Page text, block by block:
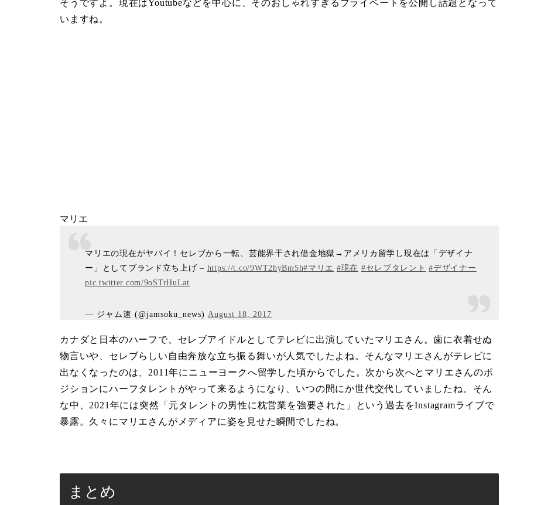
そうですよ。現在はYoutubeなどを中心に、そのおしゃれすぎるプライベートを公開し話題となって
いますね。
マリエ
マリエの現在がヤバイ！セレブから一転、芸能界干され借金地獄→アメリカ留学し現在は「デザイナ
ー」としてブランド立ち上げ – https://t.co/9WT2hyBm5h#マリエ #現在 #セレブタレント #デザイナー
pic.twitter.com/9oSTrHuLat
— ジャム速 (@jamsoku_news) August 18, 2017
カナダと日本のハーフで、セレブアイドルとしてテレビに出演していたマリエさん。歯に衣着せぬ
物言いや、セレブらしい自由奔放な立ち振る舞いが人気でしたよね。そんなマリエさんがテレビに
出なくなったのは、2011年にニューヨークへ留学した頃からでした。次から次へとマリエさんのポ
ジションにハーフタレントがやって来るようになり、いつの間にか世代交代していましたね。そん
な中、2021年には突然「元タレントの男性に枕営業を強要された」という過去をInstagramライブで
暴露。久々にマリエさんがメディアに姿を見せた瞬間でしたね。
まとめ